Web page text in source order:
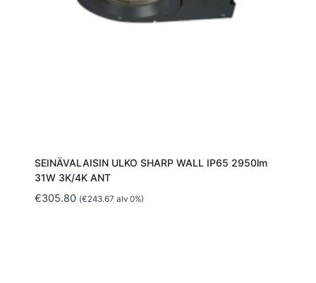
SEINÄVALAISIN ULKO SHARP WALL IP65 2950lm
31W 3K/4K ANT
€305.80 (€243.67 alv 0%)